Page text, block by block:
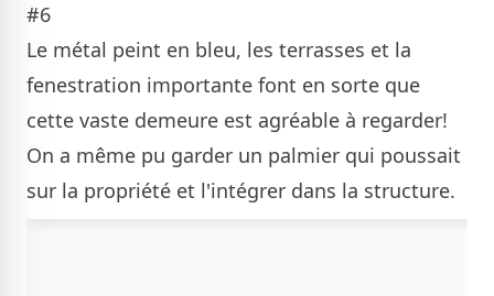
#6
Le métal peint en bleu, les terrasses et la
fenestration importante font en sorte que
cette vaste demeure est agréable à regarder!
On a même pu garder un palmier qui poussait
sur la propriété et l'intégrer dans la structure.